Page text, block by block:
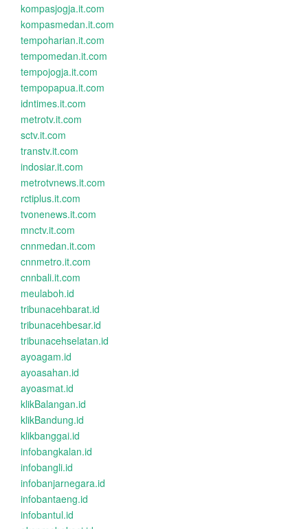
kompasjogja.it.com
kompasmedan.it.com
tempoharian.it.com
tempomedan.it.com
tempojogja.it.com
tempopapua.it.com
idntimes.it.com
metrotv.it.com
sctv.it.com
transtv.it.com
indosiar.it.com
metrotvnews.it.com
rctiplus.it.com
tvonenews.it.com
mnctv.it.com
cnnmedan.it.com
cnnmetro.it.com
cnnbali.it.com
meulaboh.id
tribunacehbarat.id
tribunacehbesar.id
tribunacehselatan.id
ayoagam.id
ayoasahan.id
ayoasmat.id
klikBalangan.id
klikBandung.id
klikbanggai.id
infobangkalan.id
infobangli.id
infobanjarnegara.id
infobantaeng.id
infobantul.id